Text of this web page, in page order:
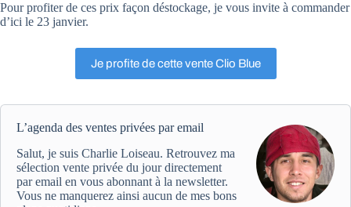
Pour profiter de ces prix façon déstockage, je vous invite à commander
d’ici le 23 janvier.
Je profite de cette vente Clio Blue
L’agenda des ventes privées par email
Salut, je suis Charlie Loiseau. Retrouvez ma
sélection vente privée du jour directement
par email en vous abonnant à la newsletter.
Vous ne manquerez ainsi aucun de mes bons